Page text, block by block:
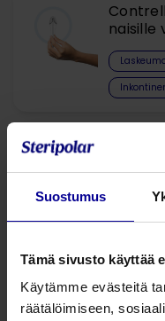
Suostumus
Tämä sivusto käyttää
Käytämme evästeitä
räätälöimiseen,
naisille